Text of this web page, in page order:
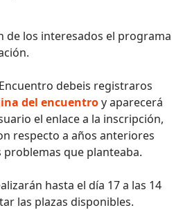
de los interesados el programa
debeis registraros
del encuentroy aparecerá
el enlace a la inscripción,
respecto a años anteriores
problemas que planteaba.
hasta el día 17 a las 14
las plazas disponibles.